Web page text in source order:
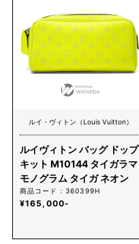
ルイ・ヴィトン（Louis Vuitton）
ルイヴィトン バッグ ドップ
キット M10144 タイガラマ
モノグラム タイガ ネオン
商品コード：360399H
¥165,000-